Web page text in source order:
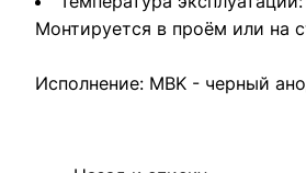
Монтируется в проём или на
Исполнение: MBK - черный